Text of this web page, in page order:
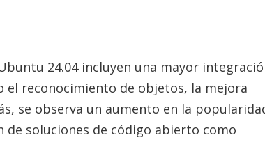
24.04 incluyen una mayor
reconocimiento de objetos, la mejora
se observa un aumento en la
de soluciones de código abierto como